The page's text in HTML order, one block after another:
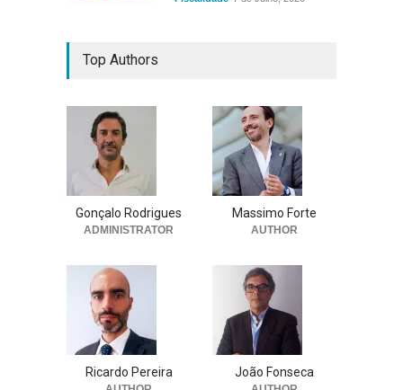
Top Authors
Gonçalo Rodrigues
ADMINISTRATOR
Massimo Forte
AUTHOR
Ricardo Pereira João Fonseca